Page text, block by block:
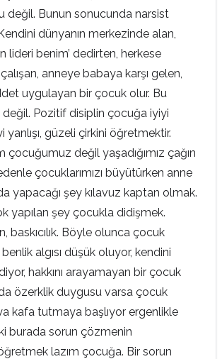
değil. Bunun sonucunda narsist
dünyanın merkezinde alan,
lideri benim’ dedirten, herkese
anneye babaya karşı gelen,
uygulayan bir çocuk olur. Bu
Pozitif disiplin çocuğa iyiyi
yanlışı, güzeli çirkini öğretmektir.
çocuğumuz değil yaşadığımız çağın
çocuklarımızı büyütürken anne
yapacağı şey kılavuz kaptan olmak.
yapılan şey çocukla didişmek.
baskıcılık. Böyle olunca çocuk
algısı düşük oluyor, kendini
hakkını arayamayan bir çocuk
özerklik duygusu varsa çocuk
kafa tutmaya başlıyor ergenlikle
burada sorun çözmenin
lazım çocuğa. Bir sorun